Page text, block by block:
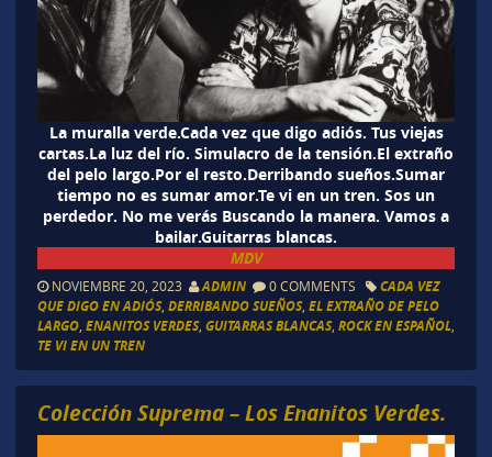
La muralla verde.Cada vez que digo adiós. Tus viejas
cartas.La luz del río. Simulacro de la tensión.El extraño
del pelo largo.Por el resto.Derribando sueños.Sumar
tiempo no es sumar amor.Te vi en un tren. Sos un
perdedor. No me verás Buscando la manera. Vamos a
bailar.Guitarras blancas.
MDV
NOVIEMBRE 20, 2023 ADMIN 0 COMMENTS
CADA VEZ
QUE DIGO EN ADIÓS, DERRIBANDO SUEÑOS, EL EXTRAÑO DE PELO
LARGO, ENANITOS VERDES, GUITARRAS BLANCAS, ROCK EN ESPAÑOL,
TE VI EN UN TREN
Colección Suprema – Los Enanitos Verdes.